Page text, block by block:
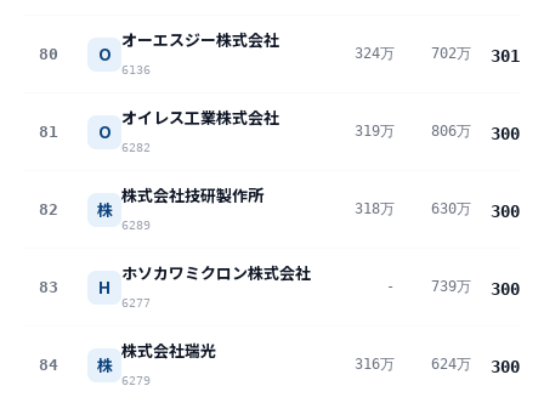
80 O
オーエスジー株式会社
6136
324万 702万 301
81 O
オイレス工業株式会社
6282
319万 806万 300
82 株
株式会社技研製作所
6289
318万 630万 300
83 H
ホソカワミクロン株式会社
6277
- 739万 300
84 株
株式会社瑞光
6279
316万 624万 300